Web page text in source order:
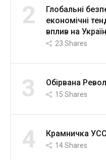
2
Глобальні
економічні
вплив на
23 Shares
3 Обірвана
15 Shares
4 Крамничка
14Shares